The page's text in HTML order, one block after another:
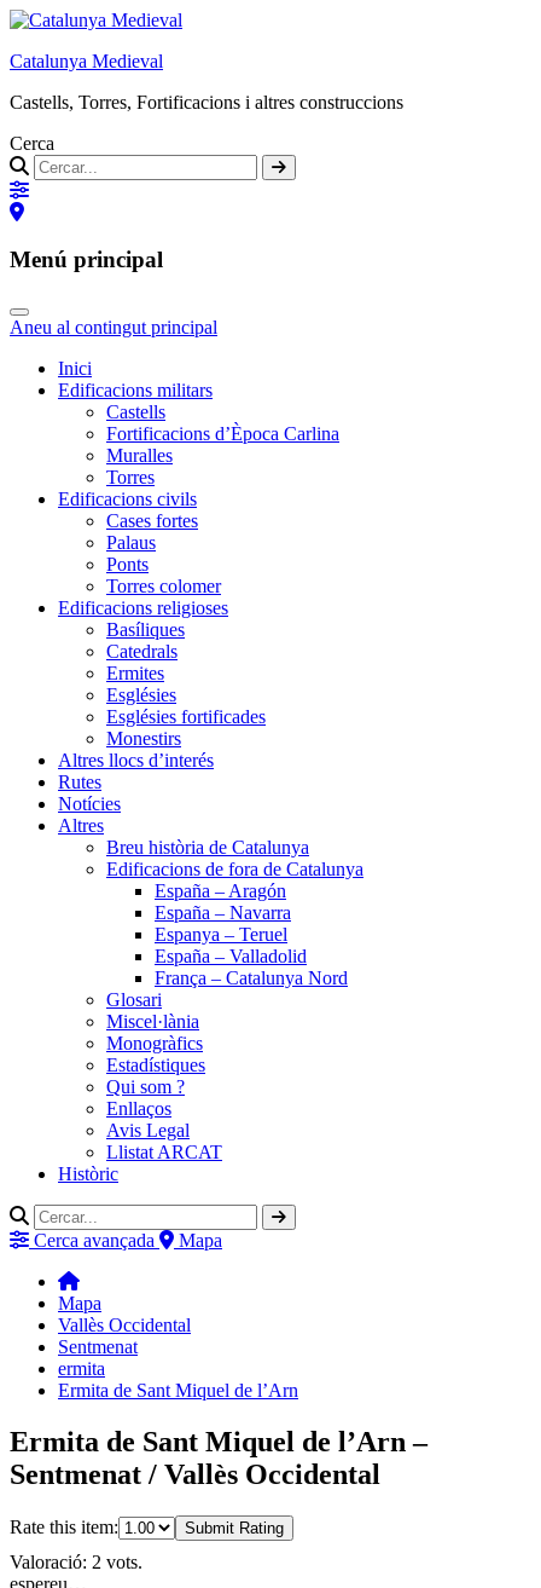
Catalunya Medieval
Castells, Torres, Fortificacions i altres construccions
Cerca
Menú principal
Aneu al contingut principal
Inici
Edificacions militars
Castells
Fortificacions d’Època Carlina
Muralles
Torres
Edificacions civils
Cases fortes
Palaus
Ponts
Torres colomer
Edificacions religioses
Basíliques
Catedrals
Ermites
Esglésies
Esglésies fortificades
Monestirs
Altres llocs d’interés
Rutes
Notícies
Altres
Breu història de Catalunya
Edificacions de fora de Catalunya
España – Aragón
España – Navarra
Espanya – Teruel
España – Valladolid
França – Catalunya Nord
Glosari
Miscel·lània
Monogràfics
Estadístiques
Qui som ?
Enllaços
Avis Legal
Llistat ARCAT
Històric
Cerca avançada Mapa
Mapa
Vallès Occidental
Sentmenat
ermita
Ermita de Sant Miquel de l’Arn
Ermita de Sant Miquel de l’Arn –
Sentmenat / Vallès Occidental
Rate this item: Submit Rating
Valoració: 2 vots.